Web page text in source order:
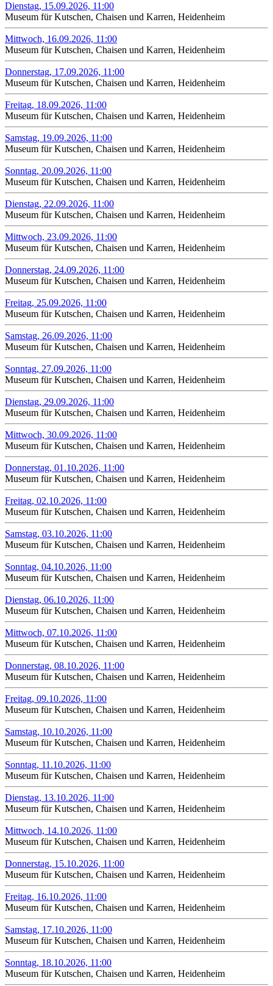
Dienstag, 15.09.2026, 11:00
Museum für Kutschen, Chaisen und Karren, Heidenheim
Mittwoch, 16.09.2026, 11:00
Museum für Kutschen, Chaisen und Karren, Heidenheim
Donnerstag, 17.09.2026, 11:00
Museum für Kutschen, Chaisen und Karren, Heidenheim
Freitag, 18.09.2026, 11:00
Museum für Kutschen, Chaisen und Karren, Heidenheim
Samstag, 19.09.2026, 11:00
Museum für Kutschen, Chaisen und Karren, Heidenheim
Sonntag, 20.09.2026, 11:00
Museum für Kutschen, Chaisen und Karren, Heidenheim
Dienstag, 22.09.2026, 11:00
Museum für Kutschen, Chaisen und Karren, Heidenheim
Mittwoch, 23.09.2026, 11:00
Museum für Kutschen, Chaisen und Karren, Heidenheim
Donnerstag, 24.09.2026, 11:00
Museum für Kutschen, Chaisen und Karren, Heidenheim
Freitag, 25.09.2026, 11:00
Museum für Kutschen, Chaisen und Karren, Heidenheim
Samstag, 26.09.2026, 11:00
Museum für Kutschen, Chaisen und Karren, Heidenheim
Sonntag, 27.09.2026, 11:00
Museum für Kutschen, Chaisen und Karren, Heidenheim
Dienstag, 29.09.2026, 11:00
Museum für Kutschen, Chaisen und Karren, Heidenheim
Mittwoch, 30.09.2026, 11:00
Museum für Kutschen, Chaisen und Karren, Heidenheim
Donnerstag, 01.10.2026, 11:00
Museum für Kutschen, Chaisen und Karren, Heidenheim
Freitag, 02.10.2026, 11:00
Museum für Kutschen, Chaisen und Karren, Heidenheim
Samstag, 03.10.2026, 11:00
Museum für Kutschen, Chaisen und Karren, Heidenheim
Sonntag, 04.10.2026, 11:00
Museum für Kutschen, Chaisen und Karren, Heidenheim
Dienstag, 06.10.2026, 11:00
Museum für Kutschen, Chaisen und Karren, Heidenheim
Mittwoch, 07.10.2026, 11:00
Museum für Kutschen, Chaisen und Karren, Heidenheim
Donnerstag, 08.10.2026, 11:00
Museum für Kutschen, Chaisen und Karren, Heidenheim
Freitag, 09.10.2026, 11:00
Museum für Kutschen, Chaisen und Karren, Heidenheim
Samstag, 10.10.2026, 11:00
Museum für Kutschen, Chaisen und Karren, Heidenheim
Sonntag, 11.10.2026, 11:00
Museum für Kutschen, Chaisen und Karren, Heidenheim
Dienstag, 13.10.2026, 11:00
Museum für Kutschen, Chaisen und Karren, Heidenheim
Mittwoch, 14.10.2026, 11:00
Museum für Kutschen, Chaisen und Karren, Heidenheim
Donnerstag, 15.10.2026, 11:00
Museum für Kutschen, Chaisen und Karren, Heidenheim
Freitag, 16.10.2026, 11:00
Museum für Kutschen, Chaisen und Karren, Heidenheim
Samstag, 17.10.2026, 11:00
Museum für Kutschen, Chaisen und Karren, Heidenheim
Sonntag, 18.10.2026, 11:00
Museum für Kutschen, Chaisen und Karren, Heidenheim